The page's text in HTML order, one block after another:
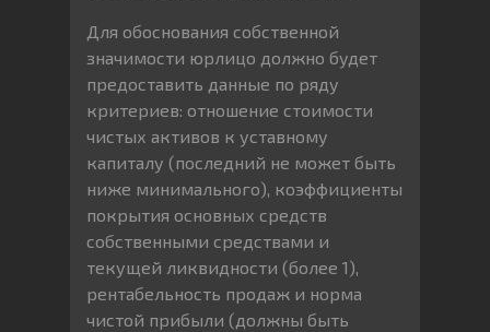
Для обоснования собственной
значимости юрлицо должно будет
предоставить данные по ряду
критериев: отношение стоимости
чистых активов к уставному
капиталу (последний не может быть
ниже минимального), коэффициенты
покрытия основных средств
собственными средствами и
текущей ликвидности (более 1),
рентабельность продаж и норма
чистой прибыли (должны быть